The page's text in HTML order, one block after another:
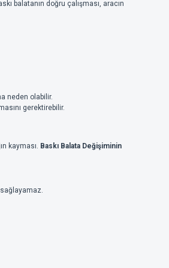
balatanın doğru çalışması, aracın
neden olabilir.
gerektirebilir.
kayması. Baskı Balata Değişiminin